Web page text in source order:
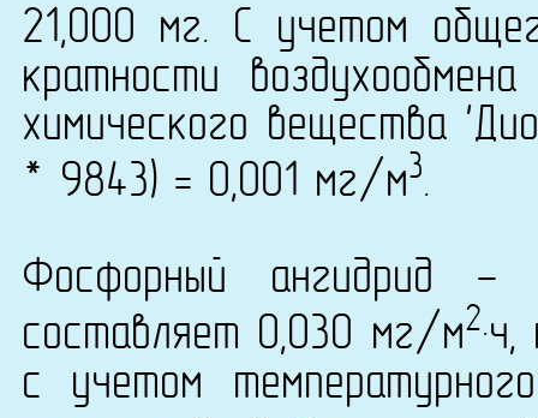
21,000 мг. С учетом
кратности
химического вещества
* 9843) = 0,001 мг/м3.
Фосфорный ангидрид -
составляет 0,030 мг/м2
с учетом